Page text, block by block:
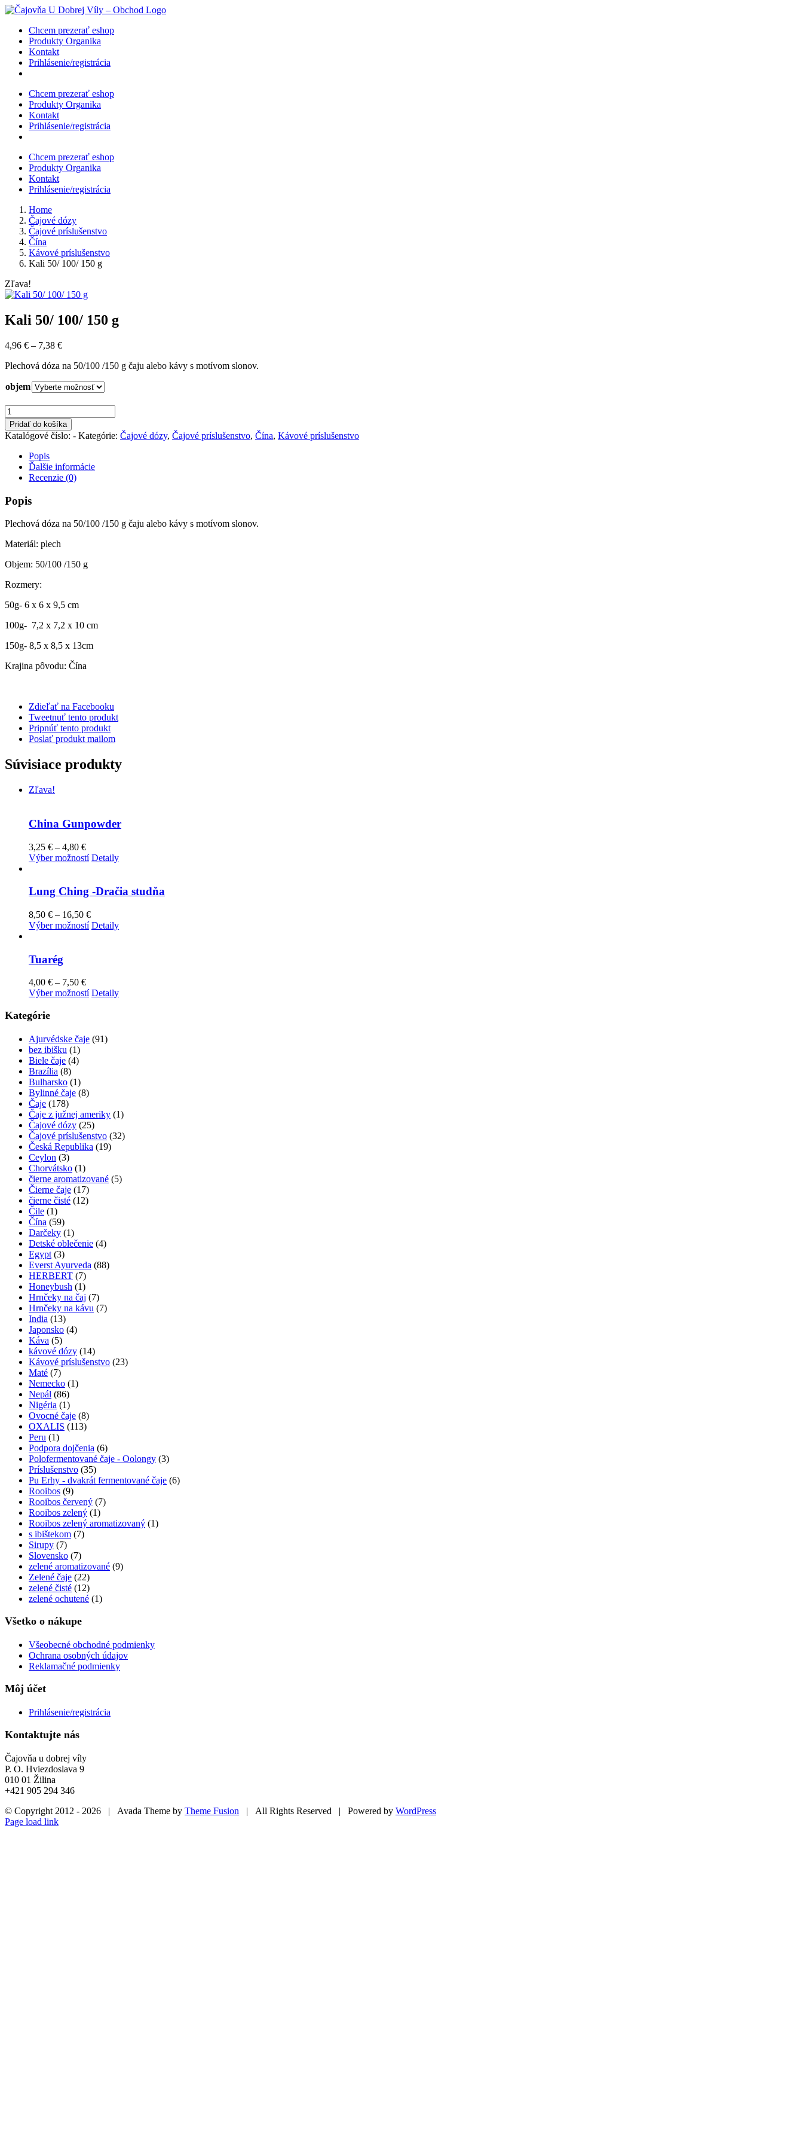
Skip
contentChcem prezerať eshop
Produkty Organika
Kontakt
Prihlásenie/registrácia
Chcem prezerať eshop
Produkty Organika
Kontakt
Prihlásenie/registrácia
Chcem prezerať eshop
Produkty Organika
Kontakt
Prihlásenie/registrácia
Home
Čajové dózy
Čajové príslušenstvo
Čína
Kávové príslušenstvo
Kali 50/ 100/ 150 g
Zľava!
Kali 50/ 100/ 150 g
4,96 € – 7,38 €Price
4,96 €
7,38 €
Plechová dóza na 50/100 /150 g čaju alebo kávy s motívom slonov.
objem
množstvo
Kali
50/
100/
Pridať do košíka
Katalógové číslo: - Kategórie: Čajové dózy, Čajové príslušenstvo, Čína, Kávové príslušenstvo
Popis
Ďalšie informácie
Recenzie (0)
Popis
Plechová dóza na 50/100 /150 g čaju alebo kávy s motívom slonov.
Materiál: plech
Objem: 50/100 /150 g
Rozmery:
50g- 6 x 6 x 9,5 cm
100g- 7,2 x 7,2 x 10 cm
150g- 8,5 x 8,5 x 13cm
Krajina pôvodu: Čína
Zdieľať na Facebooku
Tweetnuť tento produkt
Pripnúť tento produkt
Poslať produkt mailom
Súvisiace produkty
Zľava!
China Gunpowder
3,25 € – 4,80 €Price
range:
4,80 €
Výber možností Tento
viacero
si
môžete
Detaily
Lung Ching -Dračia studňa
8,50 € – 16,50 €Price
range:
Výber možností Tento
si
môžete
produktu.
Detaily
Tuarég
4,00 € – 7,50 €Price
range:
Výber možností Tento
variantov.
Možnosti
produktu.
Detaily
Kategórie
Ajurvédske čaje (91)
bez ibišku (1)
Biele čaje (4)
Brazília (8)
Bulharsko (1)
Bylinné čaje (8)
Čaje (178)
Čaje z južnej ameriky (1)
Čajové dózy (25)
Čajové príslušenstvo (32)
Česká Republika (19)
Ceylon (3)
Chorvátsko (1)
čierne aromatizované (5)
Čierne čaje (17)
čierne čisté (12)
Čile (1)
Čína (59)
Darčeky (1)
Detské oblečenie (4)
Egypt (3)
Everst Ayurveda (88)
HERBERT (7)
Honeybush (1)
Hrnčeky na čaj (7)
Hrnčeky na kávu (7)
India (13)
Japonsko (4)
Káva (5)
kávové dózy (14)
Kávové príslušenstvo (23)
Maté (7)
Nemecko (1)
Nepál (86)
Nigéria (1)
Ovocné čaje (8)
OXALIS (113)
Peru (1)
Podpora dojčenia (6)
Polofermentované čaje - Oolongy (3)
Príslušenstvo (35)
Pu Erhy - dvakrát fermentované čaje (6)
Rooibos (9)
Rooibos červený (7)
Rooibos zelený (1)
Rooibos zelený aromatizovaný (1)
s ibištekom (7)
Sirupy (7)
Slovensko (7)
zelené aromatizované (9)
Zelené čaje (22)
zelené čisté (12)
zelené ochutené (1)
Všetko o nákupe
Všeobecné obchodné podmienky
Ochrana osobných údajov
Reklamačné podmienky
Môj účet
Prihlásenie/registrácia
Kontaktujte nás
Čajovňa u dobrej víly
P. O. Hviezdoslava 9
010 01 Žilina
+421 905 294 346
© Copyright 2012 - 2026 | Avada Theme by Theme Fusion | All Rights Reserved | Powered by WordPress
Facebook
X
Instagram
Page load link